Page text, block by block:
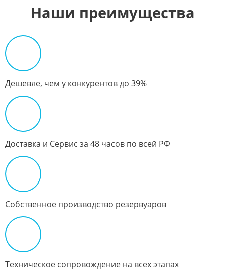
Наши преимущества
Дешевле, чем у конкурентов до 39%
Доставка и Сервис за 48 часов по всей РФ
Собственное производство резервуаров
Техническое сопровождение на всех этапах